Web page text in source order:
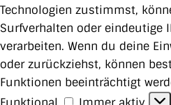
Technologien zustimmst,
Surfverhalten oder eindeutige
verarbeiten. Wenn du deine
oder zurückziehst, können
Funktionen beeinträchtigt
Funktional